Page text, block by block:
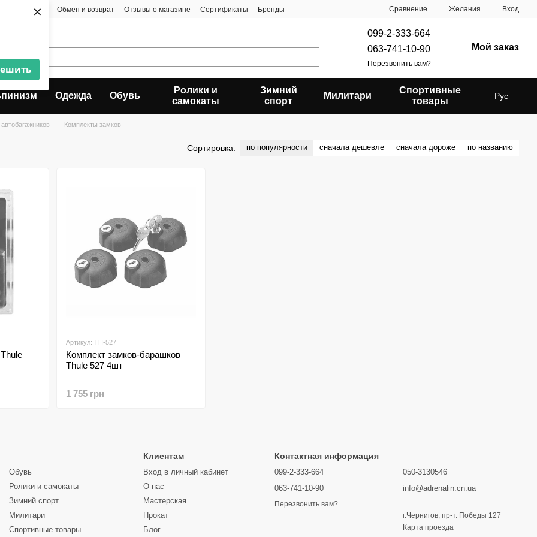
×
и доставка Обмен и возврат Отзывы о магазине Сертификаты
Бренды
Сравнение Желания Вход
099-2-333-664
063-741-10-90
Перезвонить вам?
Мой заказ
Одежда Обувь
Ролики и
самокаты
Зимний
спорт
Милитари
Спортивные
товары
Рус
Комплекты замков
Сортировка: по популярности сначала дешевле сначала дороже по названию
Артикул: TH-527
Комплект замков-барашков
Thule 527 4шт
1 755 грн
Обувь
Ролики и самокаты
Зимний спорт
Милитари
Спортивные товары
Клиентам
Вход в личный кабинет
О нас
Мастерская
Прокат
Блог
Контактная информация
099-2-333-664
063-741-10-90
Перезвонить вам?
050-3130546
info@adrenalin.cn.ua
г.Чернигов, пр-т. Победы 127
Карта проезда